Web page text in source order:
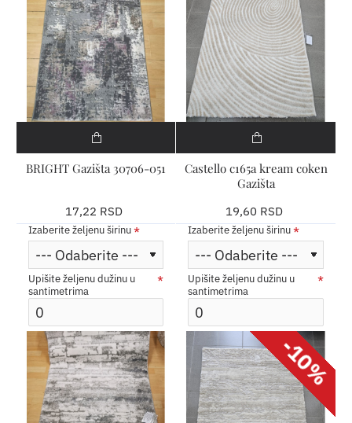
BRIGHT Gazišta 30706-051
17,22 RSD
Izaberite željenu širinu
Upišite željenu dužinu u
santimetrima
Castello c165a kream coken
Gazišta
19,60 RSD
Izaberite željenu širinu
Upišite željenu dužinu u
santimetrima
-10%